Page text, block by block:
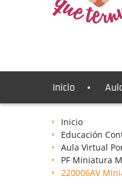
Inicio
Inicio
Educación
Aula Virtual
PF Miniatura
220006AV